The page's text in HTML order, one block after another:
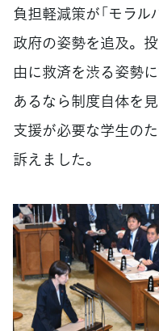
負担軽減策が「モラル
政府の姿勢を追及。
由に救済を渋る姿勢
あるなら制度自体を
支援が必要な学生の
訴えました。